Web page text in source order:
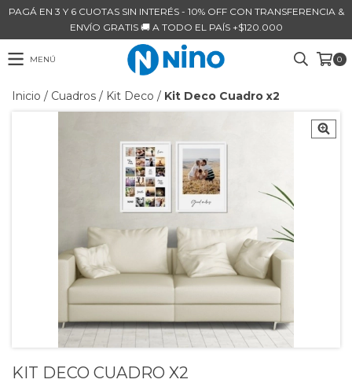
PAGÁ EN 3 Y 6 CUOTAS SIN INTERÉS - 10% OFF CON TRANSFERENCIA &
ENVÍO GRATIS 🚚 A TODO EL PAÍS +$120.000
MENÚ 0
Inicio / Cuadros / Kit Deco / Kit Deco Cuadro x2
KIT DECO CUADRO X2